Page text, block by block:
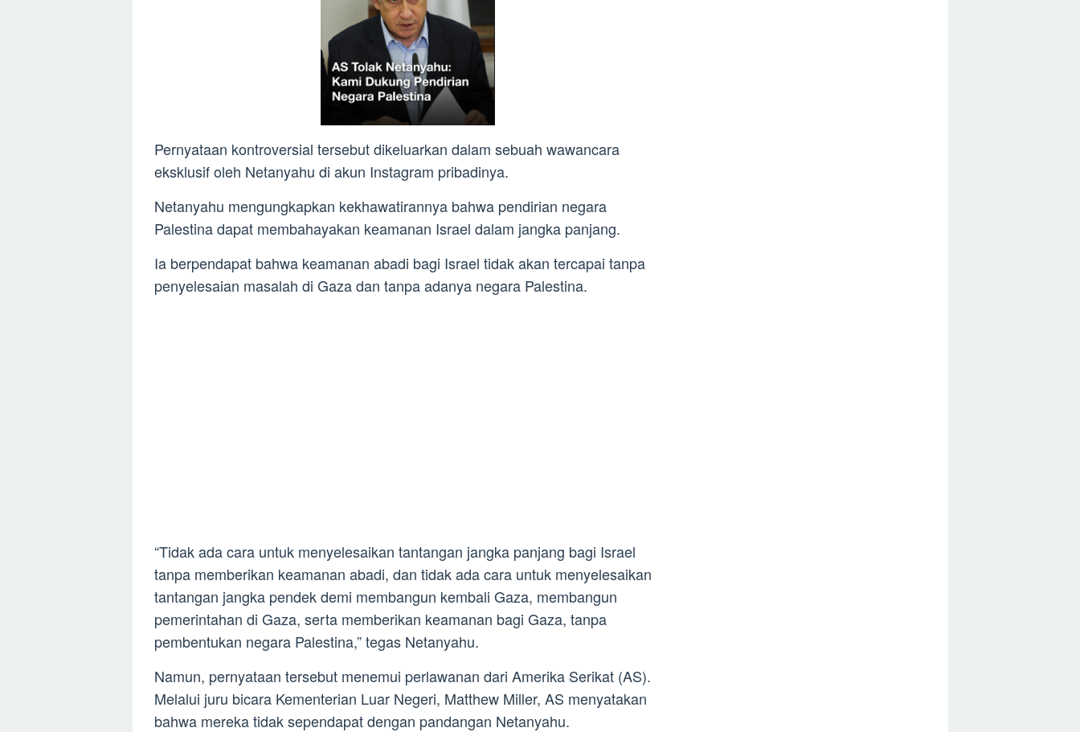
Pernyataan kontroversial tersebut dikeluarkan dalam sebuah wawancara
eksklusif oleh Netanyahu di akun Instagram pribadinya.
Netanyahu mengungkapkan kekhawatirannya bahwa pendirian negara
Palestina dapat membahayakan keamanan Israel dalam jangka panjang.
Ia berpendapat bahwa keamanan abadi bagi Israel tidak akan tercapai tanpa
penyelesaian masalah di Gaza dan tanpa adanya negara Palestina.
“Tidak ada cara untuk menyelesaikan tantangan jangka panjang bagi Israel
tanpa memberikan keamanan abadi, dan tidak ada cara untuk menyelesaikan
tantangan jangka pendek demi membangun kembali Gaza, membangun
pemerintahan di Gaza, serta memberikan keamanan bagi Gaza, tanpa
pembentukan negara Palestina,” tegas Netanyahu.
Namun, pernyataan tersebut menemui perlawanan dari Amerika Serikat (AS).
Melalui juru bicara Kementerian Luar Negeri, Matthew Miller, AS menyatakan
bahwa mereka tidak sependapat dengan pandangan Netanyahu.